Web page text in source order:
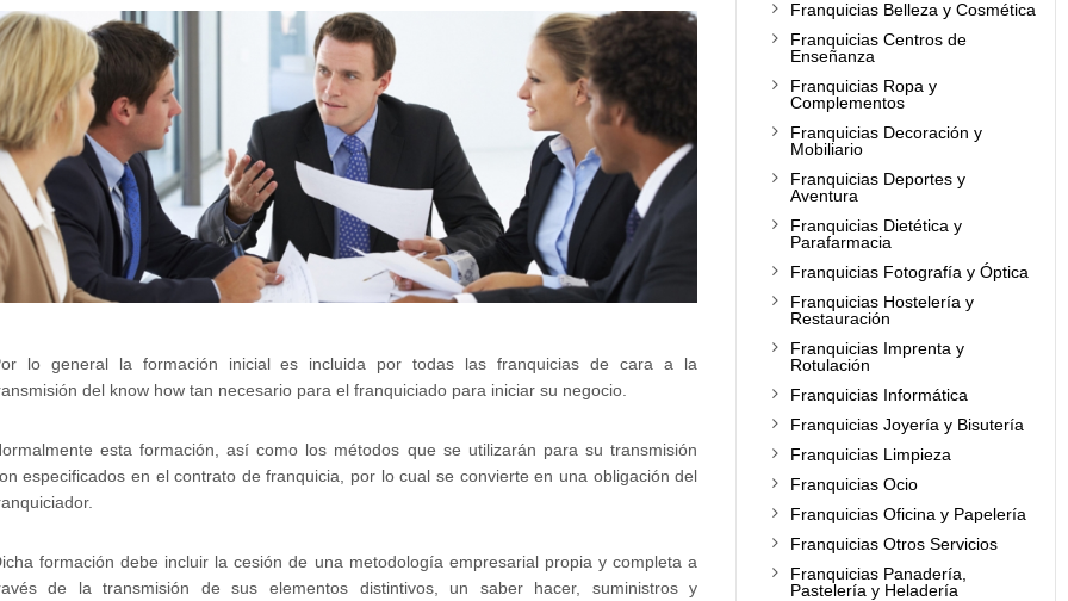
lo general la formación inicial es incluida por todas las franquicias de cara a la
del know how tan necesario para el franquiciado para iniciar su negocio.
esta formación, así como los métodos que se utilizarán para su transmisión
especificados en el contrato de franquicia, por lo cual se convierte en una obligación del
formación debe incluir la cesión de una metodología empresarial propia y completa a
de la transmisión de sus elementos distintivos, un saber hacer, suministros y
Franquicias Belleza y Cosmética
Franquicias Centros de
Enseñanza
Franquicias Ropa y
Complementos
Franquicias Decoración y
Mobiliario
Franquicias Deportes y
Aventura
Franquicias Dietética y
Parafarmacia
Franquicias Fotografía y Óptica
Franquicias Hostelería y
Restauración
Franquicias Imprenta y
Rotulación
Franquicias Informática
Franquicias Joyería y Bisutería
Franquicias Limpieza
Franquicias Ocio
Franquicias Oficina y Papelería
Franquicias Otros Servicios
Franquicias Panadería,
Pastelería y Heladería